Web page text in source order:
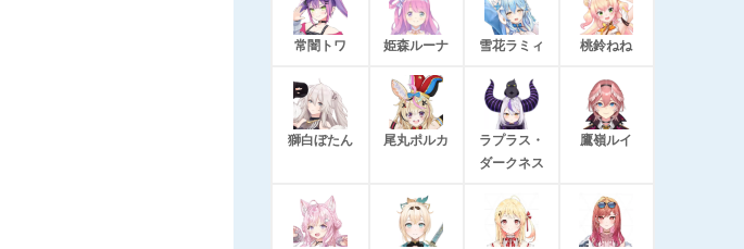
常闇トワ 姫森ルーナ 雪花ラミィ 桃鈴ねね
獅白ぼたん 尾丸ポルカ
ラプラス・
ダークネス
鷹嶺ルイ